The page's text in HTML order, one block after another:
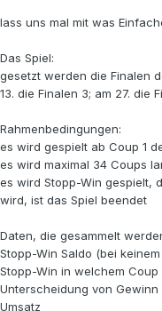
lass uns mal mit was
Das Spiel:
gesetzt werden die Finalen
13. die Finalen 3; am 27. die
Rahmenbedingungen:
es wird gespielt ab Coup 1
es wird maximal 34 Coups
es wird Stopp-Win gespielt,
wird, ist das Spiel beendet
Daten, die gesammelt
Stopp-Win Saldo (bei
Stopp-Win in welchem
Unterscheidung von Gewinn
Umsatz